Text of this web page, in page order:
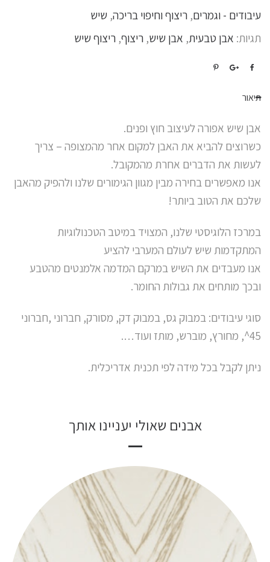
עיבודים - וגמרים, ריצוף וחיפוי בריכה, שיש
תגיות: אבן טבעית, אבן שיש, ריצוף, ריצוף שיש
תיאור
אבן שיש אפורה לעיצוב חוץ ופנים.
כשרוצים להביא את האבן למקום אחר מהמצופה – צריך
לעשות את הדברים אחרת מהמקובל.
אנו מאפשרים בחירה מבין מגוון הגימורים שלנו ולהפיק מהאבן
שלכם את הטוב ביותר!
במרכז הלוגיסטי שלנו, המצויד במיטב הטכנולוגיות
המתקדמות שיש לעולם המערבי להציע
אנו מעבדים את השיש במרקם המדמה אלמנטים מהטבע
ובכך מותחים את גבולות החומר.
סוגי עיבודים: במבוק גס, במבוק דק, מסורק, חברוני ,חברוני
45^, מחורץ, מוברש, מותז ועוד….
ניתן לקבל בכל מידה לפי תכנית אדריכלית.
אבנים שאולי יעניינו אותך